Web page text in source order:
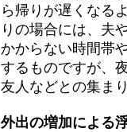
ら帰りが遅くなる
りの場合には、夫
かからない時間帯
するものですが、
友人などとの集ま
外出の増加による